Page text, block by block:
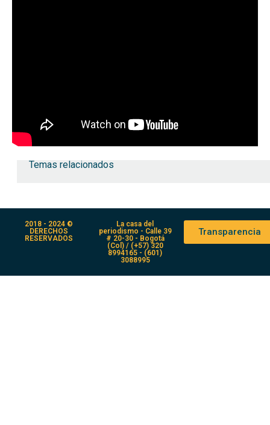
Temas relacionados
2018 - 2024 ©
DERECHOS
RESERVADOS
La casa del
periodismo - Calle 39
# 20-30 - Bogotá
(Col) / (+57) 320
8994165 - (601)
3088995
Transparencia